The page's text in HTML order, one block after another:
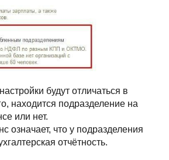
будут отличаться в
находится подразделение на
или нет.
означает, что у подразделения
отчётность.